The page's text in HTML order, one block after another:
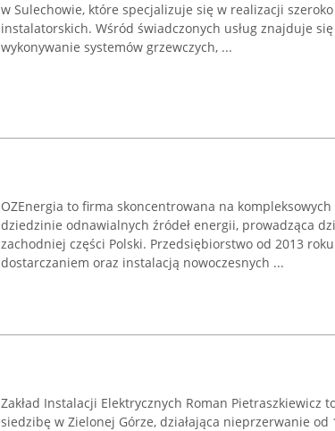
w Sulechowie, które specjalizuje się w realizacji
instalatorskich. Wśród świadczonych usług znajduje
wykonywanie systemów grzewczych, ...
OZEnergia to firma skoncentrowana na
dziedzinie odnawialnych źródeł energii, prowadząca
zachodniej części Polski. Przedsiębiorstwo od 2013
dostarczaniem oraz instalacją nowoczesnych ...
Zakład Instalacji Elektrycznych Roman Pietraszkiewicz
siedzibę w Zielonej Górze, działająca nieprzerwanie od